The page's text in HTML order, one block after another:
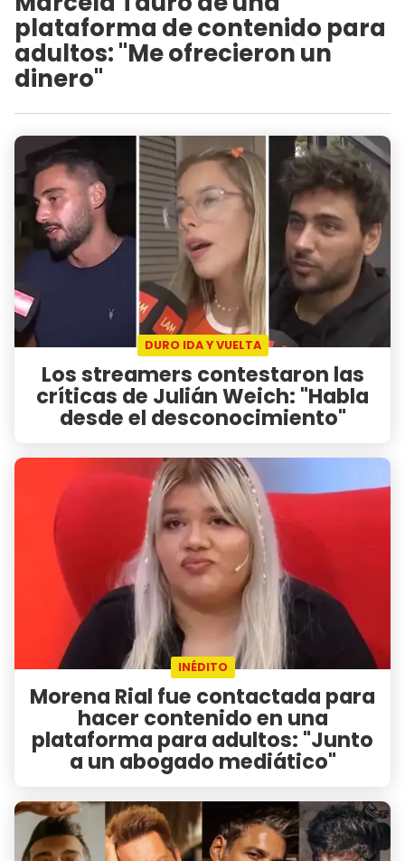
plataforma de contenido para
adultos: "Me ofrecieron un
dinero"
DURO IDA Y VUELTA
Los streamers contestaron las
críticas de Julián Weich: "Habla
desde el desconocimiento"
INÉDITO
Morena Rial fue contactada para
hacer contenido en una
plataforma para adultos: "Junto
a un abogado mediático"